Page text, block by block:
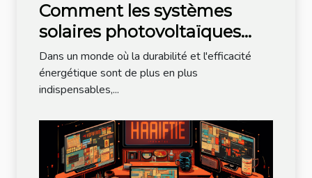
Comment les systèmes
solaires photovoltaïques
aident à optimiser les
dépenses énergétiques de
votre entreprise ?
Dans un monde où la durabilité et l'efficacité
énergétique sont de plus en plus
indispensables,...